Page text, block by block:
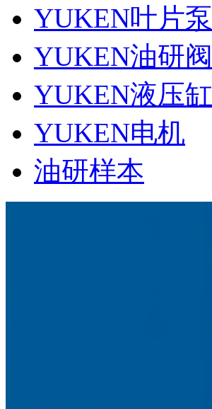
YUKEN叶片泵
YUKEN油研阀
YUKEN液压缸
YUKEN电机
油研样本